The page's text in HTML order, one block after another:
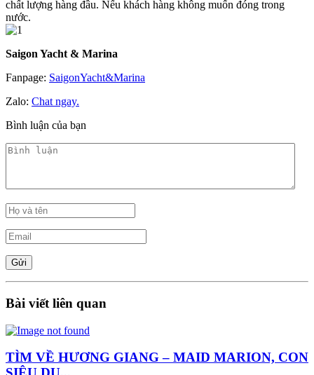
chất lượng hàng đầu. Nếu khách hàng không muốn đóng trong
nước.
Saigon Yacht & Marina
Fanpage: SaigonYacht&Marina
Zalo: Chat ngay.
Bình luận của bạn
Bài viết liên quan
TÌM VỀ HƯƠNG GIANG – MAID MARION, CON